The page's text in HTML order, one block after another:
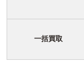
一括買取